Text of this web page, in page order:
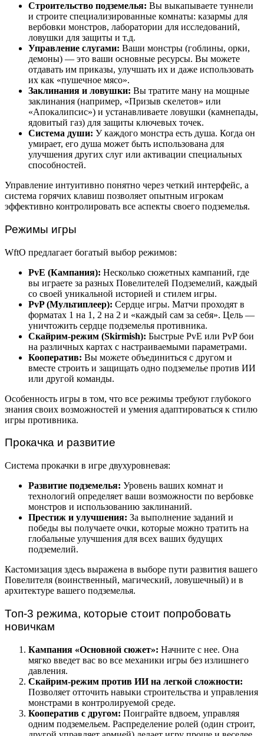
Строительство подземелья: Вы выкапываете туннели
и строите специализированные комнаты: казармы для
вербовки монстров, лаборатории для исследований,
ловушки для защиты и т.д.
Управление слугами: Ваши монстры (гоблины, орки,
демоны) — это ваши основные ресурсы. Вы можете
отдавать им приказы, улучшать их и даже использовать
их как «пушечное мясо».
Заклинания и ловушки: Вы тратите ману на мощные
заклинания (например, «Призыв скелетов» или
«Апокалипсис») и устанавливаете ловушки (камнепады,
ядовитый газ) для защиты ключевых точек.
Система души: У каждого монстра есть душа. Когда он
умирает, его душа может быть использована для
улучшения других слуг или активации специальных
способностей.
Управление интуитивно понятно через четкий интерфейс, а
система горячих клавиш позволяет опытным игрокам
эффективно контролировать все аспекты своего подземелья.
Режимы игры
WftO предлагает богатый выбор режимов:
PvE (Кампания): Несколько сюжетных кампаний, где
вы играете за разных Повелителей Подземелий, каждый
со своей уникальной историей и стилем игры.
PvP (Мультиплеер): Сердце игры. Матчи проходят в
форматах 1 на 1, 2 на 2 и «каждый сам за себя». Цель —
уничтожить сердце подземелья противника.
Скайрим-режим (Skirmish): Быстрые PvE или PvP бои
на различных картах с настраиваемыми параметрами.
Кооператив: Вы можете объединиться с другом и
вместе строить и защищать одно подземелье против ИИ
или другой команды.
Особенность игры в том, что все режимы требуют глубокого
знания своих возможностей и умения адаптироваться к стилю
игры противника.
Прокачка и развитие
Система прокачки в игре двухуровневая:
Развитие подземелья: Уровень ваших комнат и
технологий определяет ваши возможности по вербовке
монстров и использованию заклинаний.
Престиж и улучшения: За выполнение заданий и
победы вы получаете очки, которые можно тратить на
глобальные улучшения для всех ваших будущих
подземелий.
Кастомизация здесь выражена в выборе пути развития вашего
Повелителя (воинственный, магический, ловушечный) и в
архитектуре вашего подземелья.
Топ-3 режима, которые стоит попробовать
новичкам
Кампания «Основной сюжет»: Начните с нее. Она
мягко введет вас во все механики игры без излишнего
давления.
Скайрим-режим против ИИ на легкой сложности:
Позволяет отточить навыки строительства и управления
монстрами в контролируемой среде.
Кооператив с другом: Поиграйте вдвоем, управляя
одним подземельем. Распределение ролей (один строит,